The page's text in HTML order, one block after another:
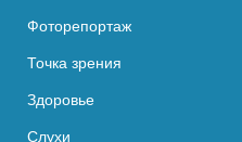
Фоторепортаж
Точка зрения
Здоровье
Слухи